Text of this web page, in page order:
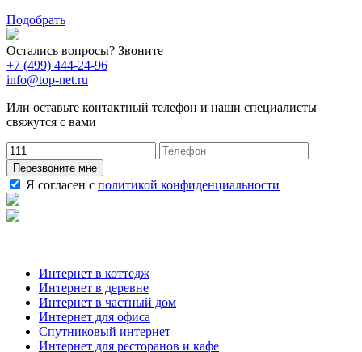
Подобрать
Остались вопросы? Звоните
+7 (499) 444-24-96
info@top-net.ru
Или оставьте контактный телефон и наши специалисты
свяжутся с вами
Перезвоните мне
Я согласен с политикой конфиденциальности
Интернет в коттедж
Интернет в деревне
Интернет в частный дом
Интернет для офиса
Спутниковый интернет
Интернет для ресторанов и кафе